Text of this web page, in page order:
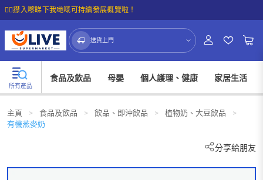
☝🏼㩒入嚟睇下我哋嘅可持續發展概覽啦！
送貨上門
所有產品
食品及飲品 母嬰 個人護理、健康 家居生活
主頁 > 食品及飲品 > 飲品、即沖飲品 > 植物奶、大豆飲品
>
有機燕麥奶
分享給朋友